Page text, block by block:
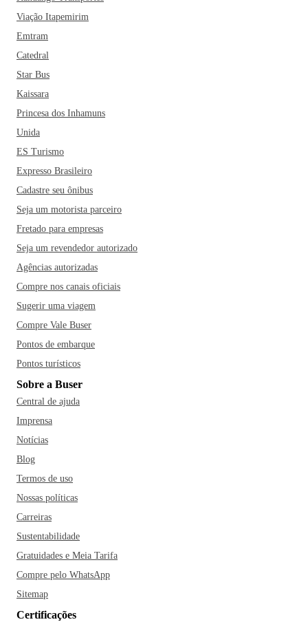
Parque JK e a Praça do Avião. E se quiser ter a melhor vista
da cidade, vale a pena subir ao Morro do Capuava e até
aproveitar para fazer um voo de asa-delta.
o empadão goiano e o aromático arroz com pequi. Um dos
restaurantes mais recomendados pelos habitantes da cidade é
o Aldeia Restaurante, famoso pelo seu risoto com
cogumelos. Vale experimentar também os pratos do Las
Pampas, o Fulo do Cerrado e o Chão Goiano! E aí, está
Viação Itapemirim
Emtram
Catedral
Star Bus
Kaissara
Princesa dos Inhamuns
Unida
ES Turismo
Expresso Brasileiro
Cadastre seu ônibus
Seja um motorista parceiro
Fretado para empresas
Seja um revendedor autorizado
Agências autorizadas
Compre nos canais oficiais
Sugerir uma viagem
Compre Vale Buser
Pontos de embarque
Pontos turísticos
Sobre a Buser
Central de ajuda
Imprensa
Notícias
Blog
Termos de uso
Nossas políticas
Carreiras
Sustentabilidade
Gratuidades e Meia Tarifa
Compre pelo WhatsApp
Sitemap
Certificações